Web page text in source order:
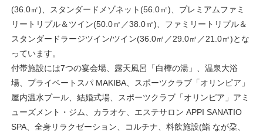
(36.0㎡)、スタンダードメゾネット(56.0㎡)、プレミアムファミ
リートリプル＆ツイン(50.0㎡／38.0㎡)、ファミリートリプル＆
スタンダードラージツイン/ツイン(36.0㎡／29.0㎡／21.0㎡)とな
っています。
付帯施設には7つの宴会場、露天風呂「白樺の湯」、温泉大浴
場、プライベートスパ MAKIBA、スポーツクラブ「オリンピア」
屋内温水プール、結婚式場、スポーツクラブ「オリンピア」アミ
ューズメント・ジム、カラオケ、エステサロン APPI SANATIO
SPA、全身リラクゼーション、コルチナ、料飲施設(鮨 なが朶、